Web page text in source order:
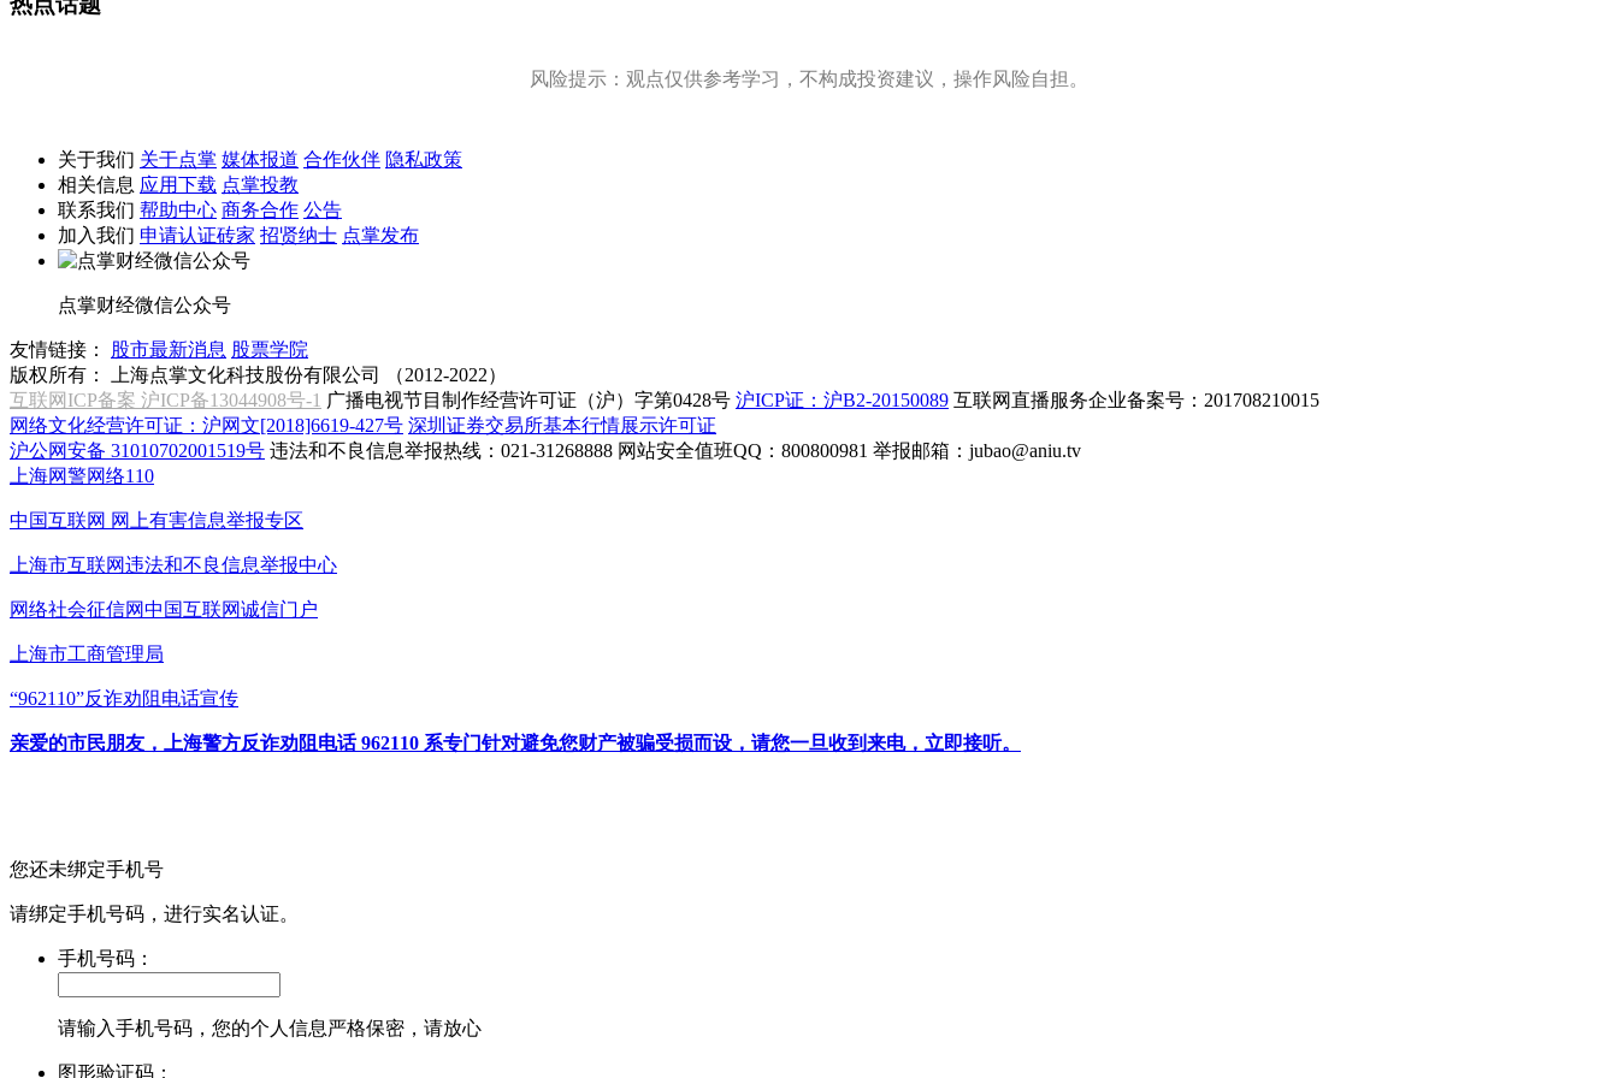
风险提示：观点仅供参考学习，不构成投资建议，操作风险自担。
关于我们 关于点掌 媒体报道 合作伙伴 隐私政策
相关信息 应用下载 点掌投教
联系我们 帮助中心 商务合作 公告
加入我们 申请认证砖家 招贤纳士 点掌发布
点掌财经微信公众号
友情链接： 股市最新消息 股票学院
版权所有：
上海点掌文化科技股份有限公司 （2012-2022）
互联网ICP备案 沪ICP备13044908号-1 广播电视节目制作经营许可证（沪）字第0428号 沪ICP证：沪B2-20150089 互联网直播服务企业备案号：201708210015
网络文化经营许可证：沪网文[2018]6619-427号 深圳证券交易所基本行情展示许可证
沪公网安备 31010702001519号 违法和不良信息举报热线：021-31268888 网站安全值班QQ：800800981 举报邮箱： jubao@aniu.tv
上海网警网络110
中国互联网 网上有害信息举报专区
上海市互联网违法和不良信息举报中心
网络社会征信网中国互联网诚信门户
上海市工商管理局
“962110”反诈劝阻电话宣传
亲爱的市民朋友，上海警方反诈劝阻电话 962110 系专门针对避免您财产被骗受损而设，请您一旦收到来电，立即接听。
您还未绑定手机号
请绑定手机号码，进行实名认证。
手机号码：
请输入手机号码，您的个人信息严格保密，请放心
图形验证码：